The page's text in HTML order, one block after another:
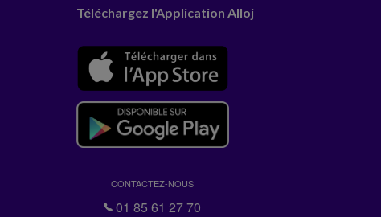
Téléchargez l'Application Alloj
CONTACTEZ-NOUS
01 85 61 27 70